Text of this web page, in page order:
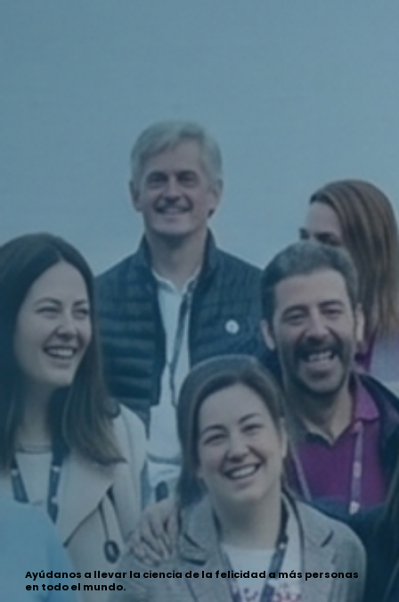
Ayúdanos a llevar la ciencia de la felicidad a más personas
en todo el mundo.